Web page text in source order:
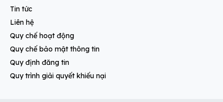
Tin tức
Liên hệ
Quy chế hoạt động
Quy chế bảo mật thông tin
Quy định đăng tin
Quy trình giải quyết khiếu nại